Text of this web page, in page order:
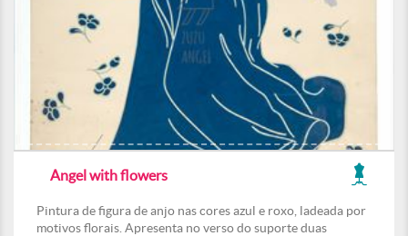
Angel with flowers
Pintura de figura de anjo nas cores azul e roxo, ladeada por
motivos florais. Apresenta no verso do suporte duas